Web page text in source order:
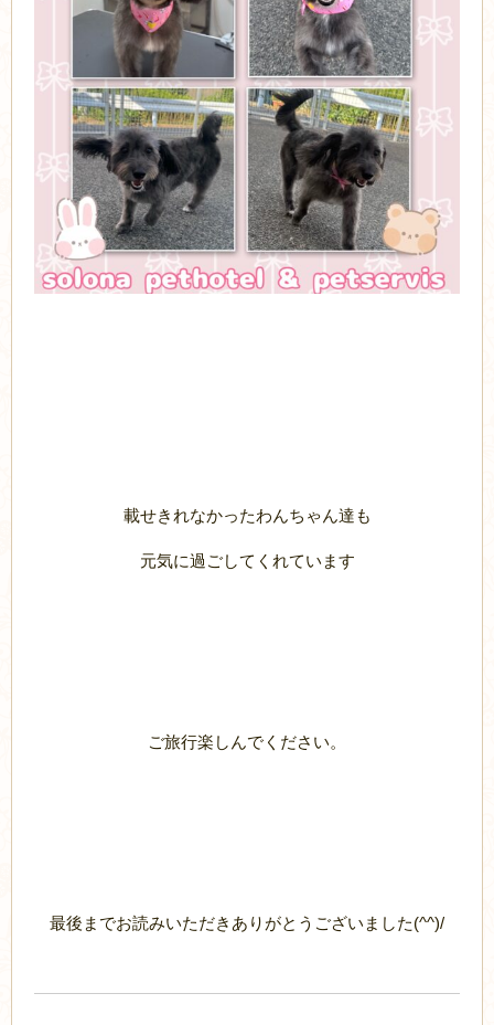
載せきれなかったわんちゃん達も
元気に過ごしてくれています
ご旅行楽しんでください。
最後までお読みいただきありがとうございました(^^)/